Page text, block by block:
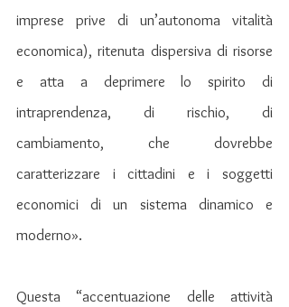
imprese prive di un’autonoma vitalità
economica), ritenuta dispersiva di risorse
e atta a deprimere lo spirito di
intraprendenza, di rischio, di
cambiamento, che dovrebbe
caratterizzare i cittadini e i soggetti
economici di un sistema dinamico e
moderno».
Questa “accentuazione delle attività